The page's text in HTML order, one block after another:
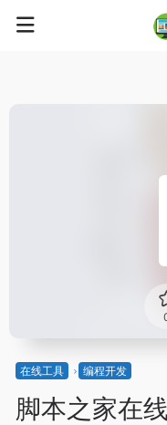
在线工具 编程开发
脚本之家在